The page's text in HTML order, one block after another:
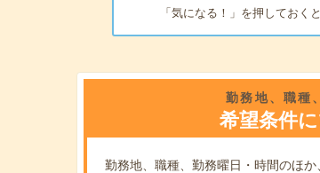
「気になる！」を押しておく
勤務地、職種
希望条件
勤務地、職種、勤務曜日・時間のほか